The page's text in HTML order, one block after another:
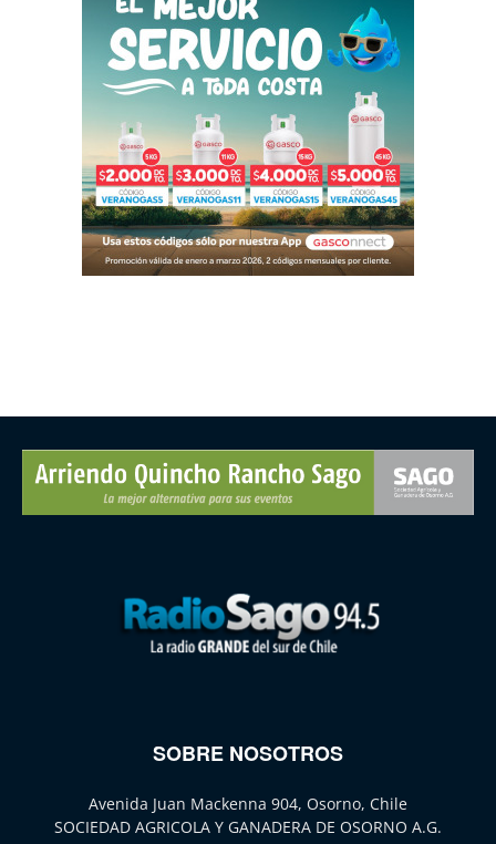
SOBRE NOSOTROS
Avenida Juan Mackenna 904, Osorno, Chile
SOCIEDAD AGRICOLA Y GANADERA DE OSORNO A.G.